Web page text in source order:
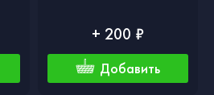
+ 200 ₽
Добавить